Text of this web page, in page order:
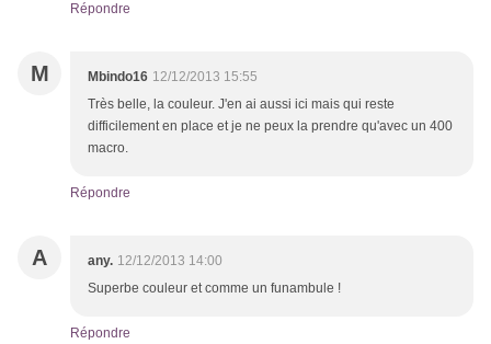
Répondre
M Mbindo16 12/12/2013 15:55
Très belle, la couleur. J'en ai aussi ici mais qui reste
difficilement en place et je ne peux la prendre qu'avec un 400
macro.
Répondre
A any. 12/12/2013 14:00
Superbe couleur et comme un funambule !
Répondre